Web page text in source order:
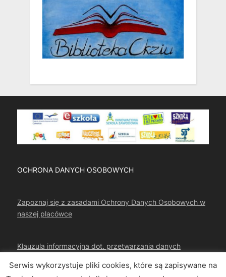
OCHRONA DANYCH OSOBOWYCH
Zapoznaj się z zasadami Ochrony Danych Osobowych w
naszej placówce
Klauzula informacyjna dot. przetwarzania danych
Serwis wykorzystuje pliki cookies, które są zapisywane na